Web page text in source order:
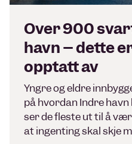
Over 900
havn – dette
opptatt av
Yngre og eldre
på hvordan Indre
ser de fleste ut til å
at ingenting skal skje